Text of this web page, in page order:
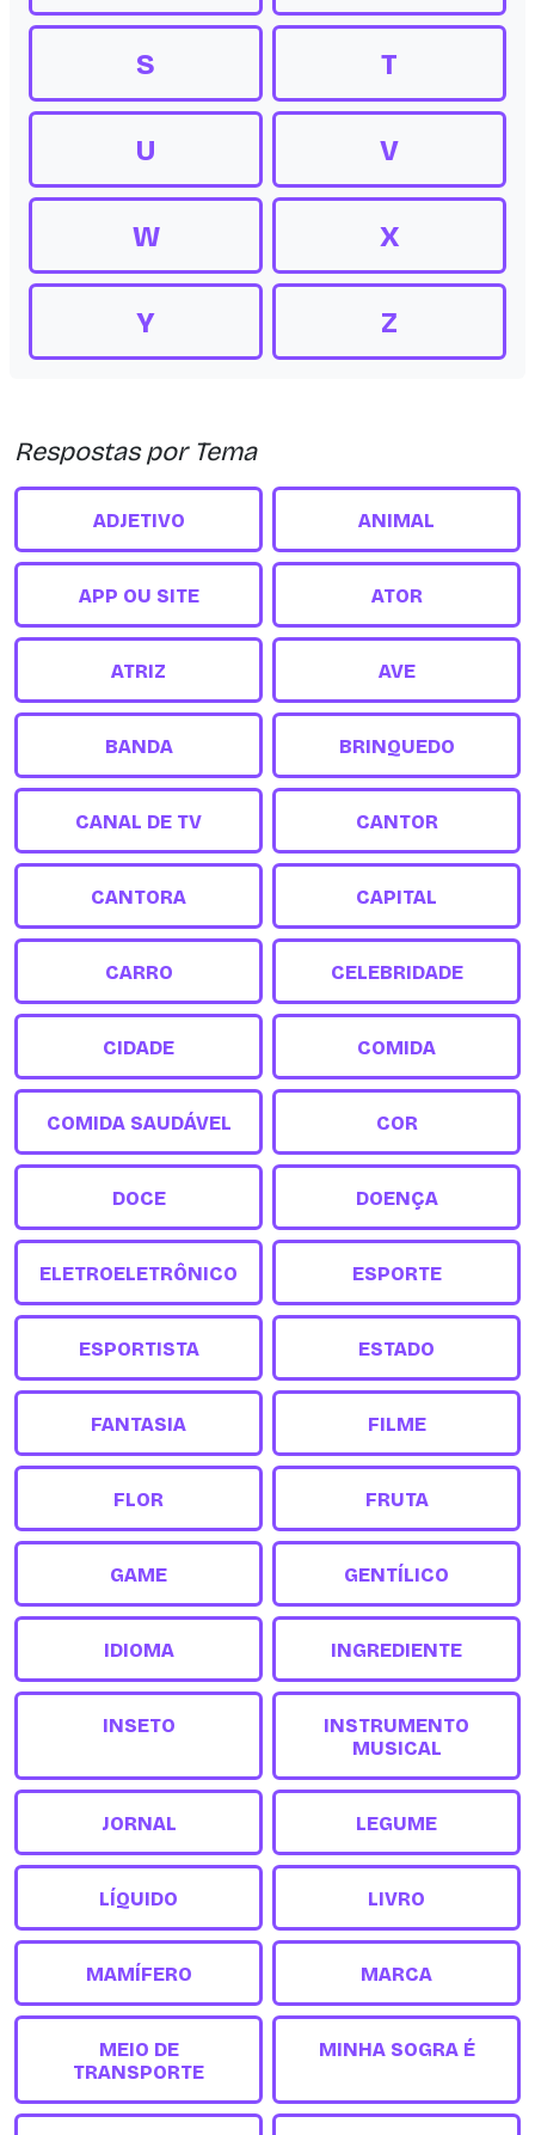
S T
U V
W X
Y Z
Respostas por Tema
ADJETIVO ANIMAL
APP OU SITE ATOR
ATRIZ AVE
BANDA BRINQUEDO
CANAL DE TV CANTOR
CANTORA CAPITAL
CARRO CELEBRIDADE
CIDADE COMIDA
COMIDA SAUDÁVEL COR
DOCE DOENÇA
ELETROELETRÔNICO ESPORTE
ESPORTISTA ESTADO
FANTASIA FILME
FLOR FRUTA
GAME GENTÍLICO
IDIOMA INGREDIENTE
INSETO
INSTRUMENTO
MUSICAL
JORNAL LEGUME
LÍQUIDO LIVRO
MAMÍFERO MARCA
MEIO DE
TRANSPORTE
MINHA SOGRA É